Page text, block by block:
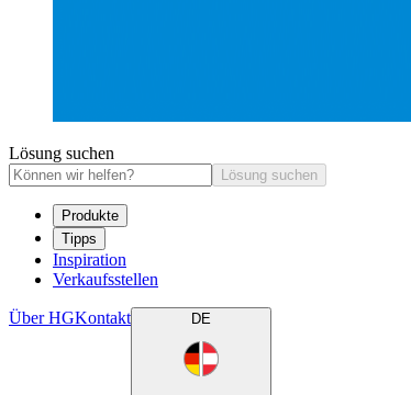
Lösung suchen
Lösung suchen
Produkte
Tipps
Inspiration
Verkaufsstellen
Über HGKontakt DE